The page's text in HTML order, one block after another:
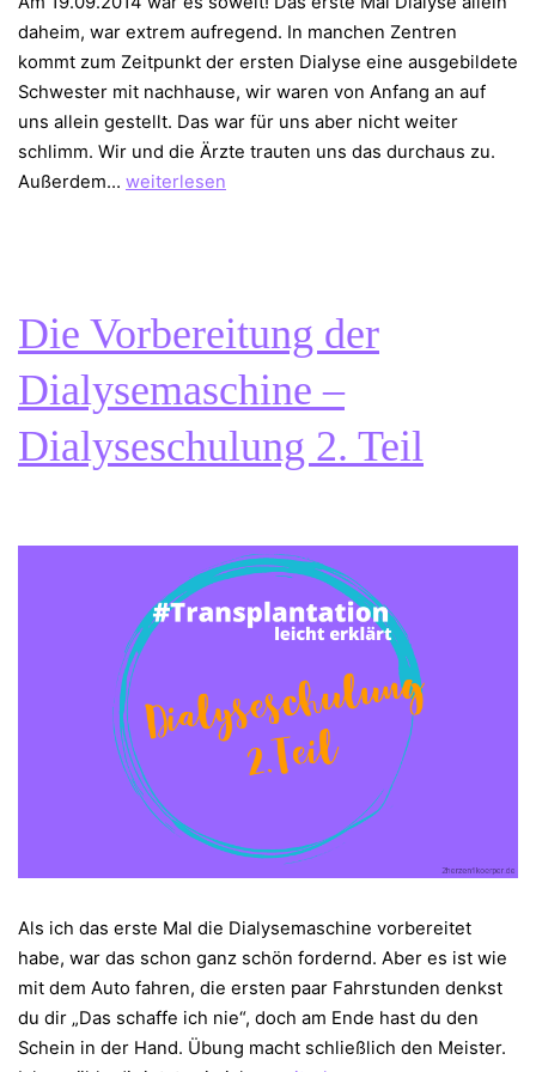
daheim, war extrem aufregend. In manchen Zentren
kommt zum Zeitpunkt der ersten Dialyse eine ausgebildete
Schwester mit nachhause, wir waren von Anfang an auf
uns allein gestellt. Das war für uns aber nicht weiter
schlimm. Wir und die Ärzte trauten uns das durchaus zu.
Außerdem… Erste
weiterlesen
Die Vorbereitung der
Dialysemaschine –
Dialyseschulung 2. Teil
Als ich das erste Mal die Dialysemaschine vorbereitet
habe, war das schon ganz schön fordernd. Aber es ist wie
mit dem Auto fahren, die ersten paar Fahrstunden denkst
du dir „Das schaffe ich nie“, doch am Ende hast du den
Schein in der Hand. Übung macht schließlich den Meister.